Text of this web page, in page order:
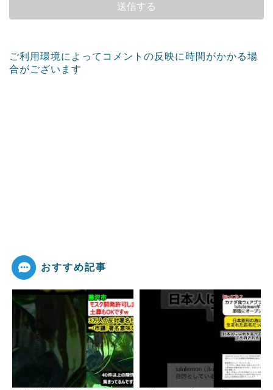
ご利用環境によってコメントの反映に時間がかかる場
合がございます
おすすめ記事